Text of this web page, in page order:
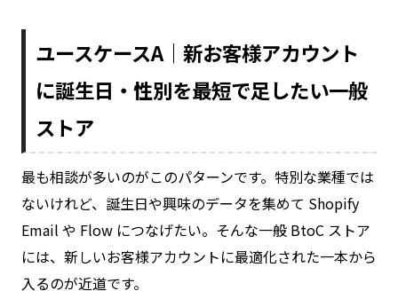
ユースケースA｜新お客様アカウント
に誕生日・性別を最短で足したい一般
ストア
最も相談が多いのがこのパターンです。特別な業種では
ないけれど、誕生日や興味のデータを集めて Shopify
Email や Flow につなげたい。そんな一般 BtoC ストア
には、新しいお客様アカウントに最適化された一本から
入るのが近道です。